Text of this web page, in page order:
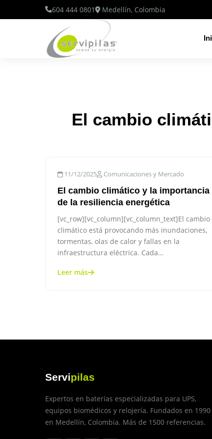
604 444 0801 Medellín, Colombia
El cambio
11/12/2025 Comunicaciones y Mercado
El cambio climático y la importancia
de la resiliencia energética
[vc_row][vc_column][vc_column_text]El cambio
climático está provocando más inundaciones,
tormentas, olas de calor y fallas en la
infraestructura eléctrica. Cada…
Leer más
Servipilas
Expertos en baterías especializadas para UPS,
equipos biomédicos y relojería. Fundados en 1990
en Medellín, Colombia. Más de 1500 referencias.